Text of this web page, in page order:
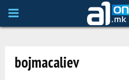
P
bojmacaliev